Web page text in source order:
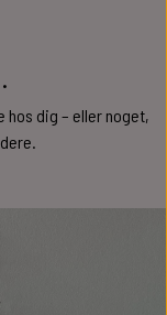
hos dig – eller noget,